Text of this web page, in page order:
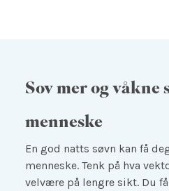
Sov mer og våkne
menneske
En god natts søvn kan få
menneske. Tenk på hva
velvære på lengre sikt. Du